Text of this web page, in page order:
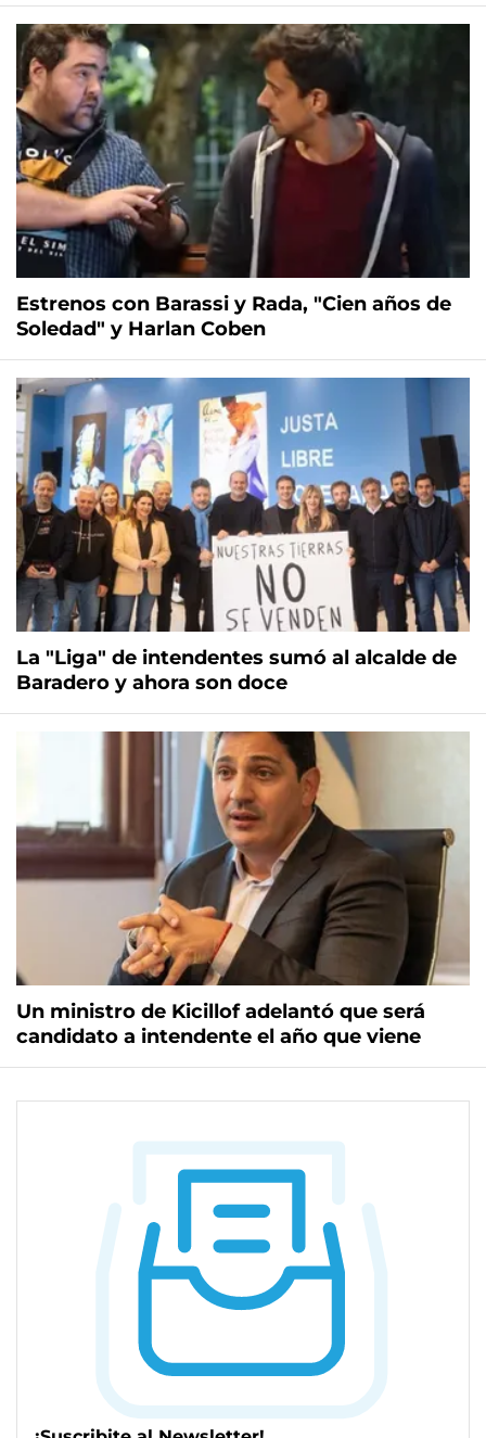
Estrenos con Barassi y Rada, "Cien años de
Soledad" y Harlan Coben
La "Liga" de intendentes sumó al alcalde de
Baradero y ahora son doce
Un ministro de Kicillof adelantó que será
candidato a intendente el año que viene